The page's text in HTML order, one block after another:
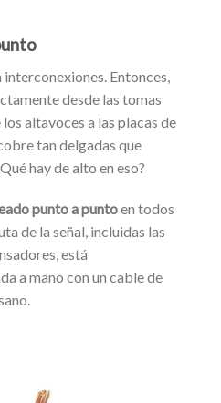
Entonces,
desde las tomas
altavoces a las placas de
tan delgadas que
hay de alto en eso?
punto a puntoen todos
de la señal, incluidas las
está
a mano con un cable de